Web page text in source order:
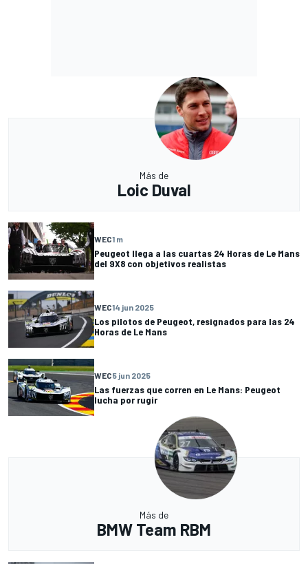
Más de
Loic Duval
WEC1 m
Peugeot llega a las cuartas 24 Horas de Le Mans
del 9X8 con objetivos realistas
WEC14 jun 2025
Los pilotos de Peugeot, resignados para las 24
Horas de Le Mans
WEC5 jun 2025
Las fuerzas que corren en Le Mans: Peugeot
lucha por rugir
Más de
BMW Team RBM